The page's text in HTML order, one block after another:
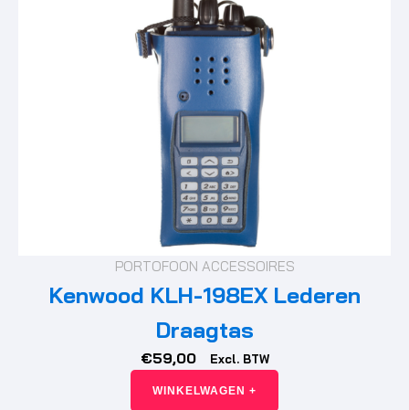
PORTOFOON ACCESSOIRES
Kenwood KLH-198EX Lederen
Draagtas
€59,00 Excl. BTW
WINKELWAGEN +